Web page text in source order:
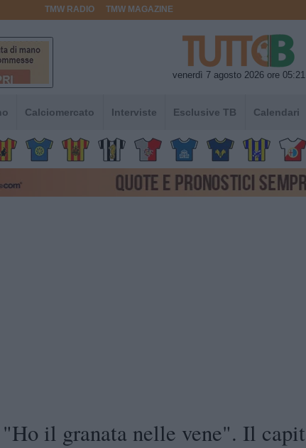
TMW RADIO TMW MAGAZINE
venerdì 7 agosto 2026 ore 05:21
Calciomercato Interviste Esclusive TB Calendari
il granata nelle vene". Il